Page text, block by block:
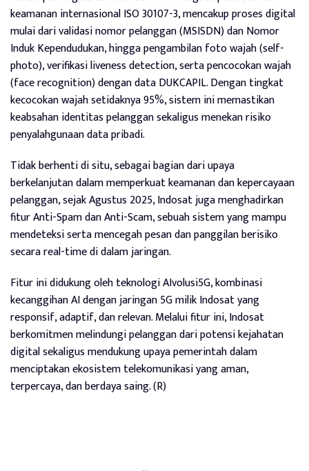
keamanan internasional ISO 30107-3, mencakup proses digital
mulai dari validasi nomor pelanggan (MSISDN) dan Nomor
Induk Kependudukan, hingga pengambilan foto wajah (self-
photo), verifikasi liveness detection, serta pencocokan wajah
(face recognition) dengan data DUKCAPIL. Dengan tingkat
kecocokan wajah setidaknya 95%, sistem ini memastikan
keabsahan identitas pelanggan sekaligus menekan risiko
penyalahgunaan data pribadi.
Tidak berhenti di situ, sebagai bagian dari upaya
berkelanjutan dalam memperkuat keamanan dan kepercayaan
pelanggan, sejak Agustus 2025, Indosat juga menghadirkan
fitur Anti-Spam dan Anti-Scam, sebuah sistem yang mampu
mendeteksi serta mencegah pesan dan panggilan berisiko
secara real-time di dalam jaringan.
Fitur ini didukung oleh teknologi AIvolusi5G, kombinasi
kecanggihan AI dengan jaringan 5G milik Indosat yang
responsif, adaptif, dan relevan. Melalui fitur ini, Indosat
berkomitmen melindungi pelanggan dari potensi kejahatan
digital sekaligus mendukung upaya pemerintah dalam
menciptakan ekosistem telekomunikasi yang aman,
terpercaya, dan berdaya saing. (R)